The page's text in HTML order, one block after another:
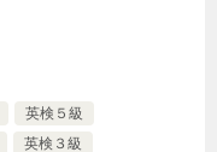
英検５級
英検３級